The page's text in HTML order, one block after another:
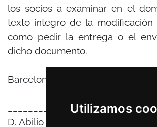
Utilizamos
los socios a examinar en el
texto íntegro de la modificación
como pedir la entrega o el
dicho documento.
Barcelona, 2 de junio de 2026.
____________________________
D. Abilio Álvarez Arias